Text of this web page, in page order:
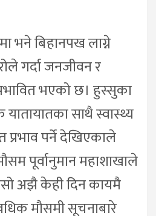
भने बिहानपख लाग्ने
गर्दा जनजीवन र
भएको छ। हुस्सुका
साथै स्वास्थ्य
प्रभाव पर्ने देखिएकाले
पूर्वानुमान महाशाखाले
अझै केही दिन कायमै
मौसमी सूचनाबारे